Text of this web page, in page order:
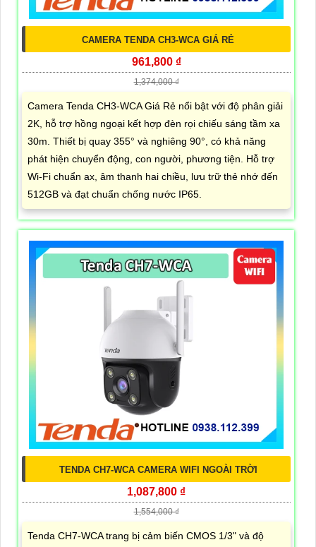
CAMERA TENDA CH3-WCA GIÁ RẺ
961,800 ₫
1,374,000 ₫
Camera Tenda CH3-WCA Giá Rẻ nổi bật với độ phân giải
2K, hỗ trợ hồng ngoại kết hợp đèn rọi chiếu sáng tầm xa
30m. Thiết bị quay 355° và nghiêng 90°, có khả năng
phát hiện chuyển động, con người, phương tiện. Hỗ trợ
Wi-Fi chuẩn ax, âm thanh hai chiều, lưu trữ thẻ nhớ đến
512GB và đạt chuẩn chống nước IP65.
TENDA CH7-WCA CAMERA WIFI NGOÀI TRỜI
1,087,800 ₫
1,554,000 ₫
Tenda CH7-WCA trang bị cảm biến CMOS 1/3" và độ